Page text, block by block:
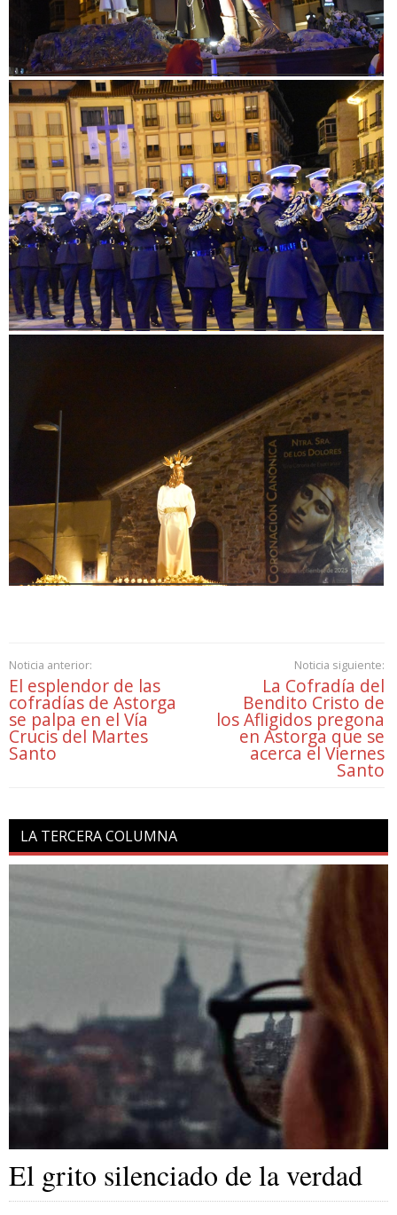
Noticia anterior:
El esplendor de las
cofradías de Astorga
se palpa en el Vía
Crucis del Martes
Santo
Noticia siguiente:
La Cofradía del
Bendito Cristo de
los Afligidos pregona
en Astorga que se
acerca el Viernes
Santo
LA TERCERA COLUMNA
El grito silenciado de la verdad